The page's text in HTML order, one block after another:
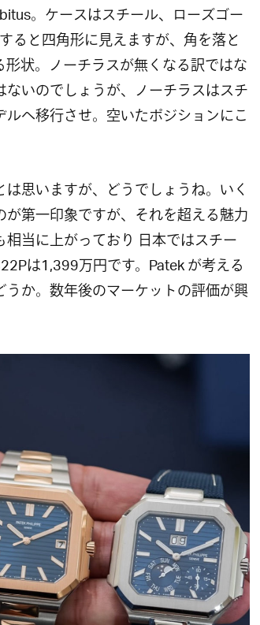
。ケースはスチール、ローズゴー
ると四角形に見えますが、角を落と
状。ノーチラスが無くなる訳ではな
いのでしょうが、ノーチラスはスチ
へ移行させ。空いたポジションにこ
思いますが、どうでしょうね。いく
第一印象ですが、それを超える魅力
当に上がっており 日本ではスチー
は1,399万円です。Patek が考える
か。数年後のマーケットの評価が興